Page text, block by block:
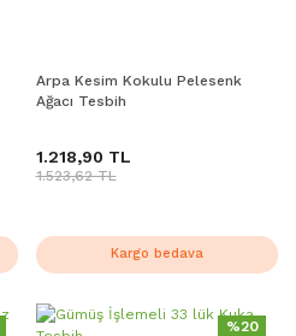
Arpa Kesim Kokulu Pelesenk
Ağacı Tesbih
1.218,90 TL
1.523,62 TL
Kargo bedava
%20